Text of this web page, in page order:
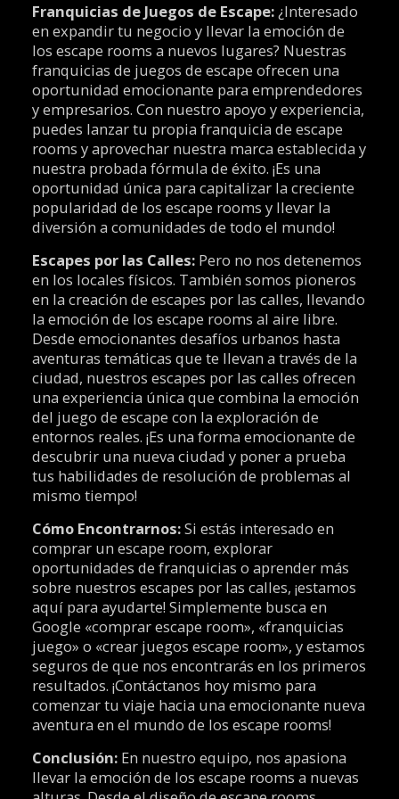
Franquicias de Juegos de Escape:¿Interesado
en expandir tu negocio y llevar la emoción de
los escape rooms a nuevos lugares? Nuestras
franquicias de juegos de escape ofrecen una
oportunidad emocionante para emprendedores
y empresarios. Con nuestro apoyo y experiencia,
puedes lanzar tu propia franquicia de escape
rooms y aprovechar nuestra marca establecida y
nuestra probada fórmula de éxito. ¡Es una
oportunidad única para capitalizar la creciente
popularidad de los escape rooms y llevar la
diversión a comunidades de todo el mundo!
Escapes por las Calles:Pero no nos detenemos
en los locales físicos. También somos pioneros
en la creación de escapes por las calles, llevando
la emoción de los escape rooms al aire libre.
Desde emocionantes desafíos urbanos hasta
aventuras temáticas que te llevan a través de la
ciudad, nuestros escapes por las calles ofrecen
una experiencia única que combina la emoción
del juego de escape con la exploración de
entornos reales. ¡Es una forma emocionante de
descubrir una nueva ciudad y poner a prueba
tus habilidades de resolución de problemas al
mismo tiempo!
Cómo Encontrarnos:Si estás interesado en
comprar un escape room, explorar
oportunidades de franquicias o aprender más
sobre nuestros escapes por las calles, ¡estamos
aquí para ayudarte! Simplemente busca en
Google «comprar escape room», «franquicias
juego» o «crear juegos escape room», y estamos
seguros de que nos encontrarás en los primeros
resultados. ¡Contáctanos hoy mismo para
comenzar tu viaje hacia una emocionante nueva
aventura en el mundo de los escape rooms!
Conclusión:En nuestro equipo, nos apasiona
llevar la emoción de los escape rooms a nuevas